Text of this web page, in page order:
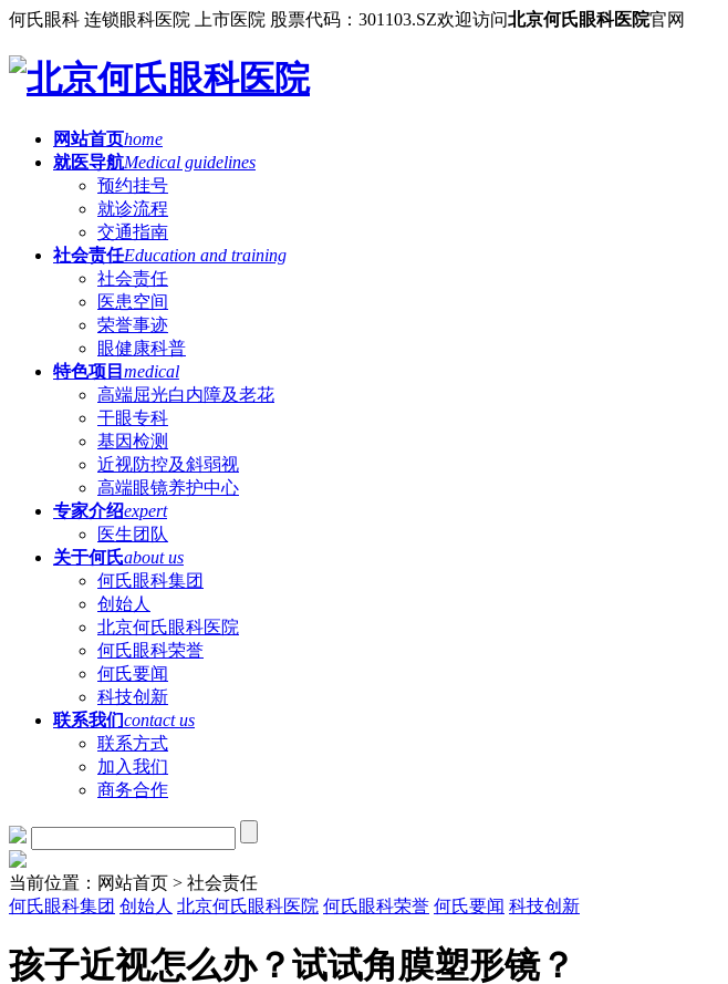
何氏眼科 连锁眼科医院 上市医院 股票代码：301103.SZ欢迎访问北京何氏眼科医院官网
网站首页home
就医导航Medical guidelines
预约挂号
就诊流程
交通指南
社会责任Education and training
社会责任
医患空间
荣誉事迹
眼健康科普
特色项目 medical
高端屈光白内障及老花
干眼专科
基因检测
近视防控及斜弱视
高端眼镜养护中心
专家介绍expert
医生团队
关于何氏about us
何氏眼科集团
创始人
北京何氏眼科医院
何氏眼科荣誉
何氏要闻
科技创新
联系我们contact us
联系方式
加入我们
商务合作
当前位置：网站首页 > 社会责任
何氏眼科集团 创始人 北京何氏眼科医院 何氏眼科荣誉 何氏要闻 科技创新
孩子近视怎么办？试试角膜塑形镜？